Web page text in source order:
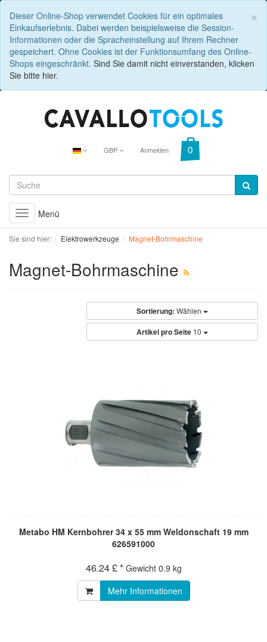
×
Dieser Online-Shop verwendet Cookies für ein optimales
Einkaufserlebnis. Dabei werden beispielsweise die Session-
Informationen oder die Spracheinstellung auf Ihrem Rechner
gespeichert. Ohne Cookies ist der Funktionsumfang des Online-
Shops eingeschränkt. Sind Sie damit nicht einverstanden, klicken
Sie bitte hier.
GBP Anmelden
Toggle
navigation
Menü
Sie sind hier: Elektrowerkzeuge Magnet-Bohrmaschine
Magnet-Bohrmaschine
Sortierung: Wählen
Artikel pro Seite 10
Metabo HM Kernbohrer 34 x 55 mm Weldonschaft 19 mm
626591000
46.24 £ * Gewicht 0.9 kg
Mehr Informationen